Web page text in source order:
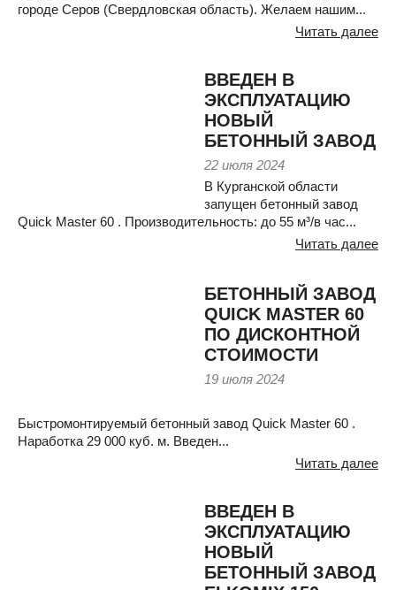
городе Серов (Свердловская область). Желаем нашим...
Читать далее
ВВЕДЕН В
ЭКСПЛУАТАЦИЮ
НОВЫЙ
БЕТОННЫЙ ЗАВОД
22 июля 2024
В Курганской области
запущен бетонный завод
Quick Master 60 . Производительность: до 55 м³/в час...
Читать далее
БЕТОННЫЙ ЗАВОД
QUICK MASTER 60
ПО ДИСКОНТНОЙ
СТОИМОСТИ
19 июля 2024
Быстромонтируемый бетонный завод Quick Master 60 .
Наработка 29 000 куб. м. Введен...
Читать далее
ВВЕДЕН В
ЭКСПЛУАТАЦИЮ
НОВЫЙ
БЕТОННЫЙ ЗАВОД